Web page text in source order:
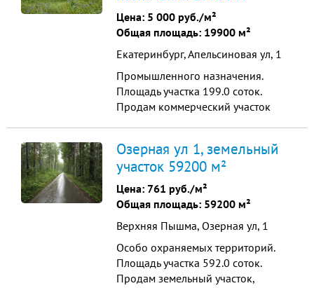
Кадастровый номер:
66:35::0221001:2. Участок
правильной прямоугольной
формы, расположен в живоп...
Цена: 5 000 руб./м²
Общая площадь: 19900 м²
Екатеринбург, Апельсиновая ул, 1
Промышленного назначения.
Площадь участка 199.0 соток.
Продам коммерческий участок
Кадастровый номер:
66:41:0000000:205351. Участок в
жилом массиве, граничит с лесом -
редкое сочетание природы и
Преимущества локации: - Пла...
Озерная ул 1, земельный
участок 59200 м²
Цена: 761 руб./м²
Общая площадь: 59200 м²
Верхняя Пышма, Озерная ул, 1
Особо охраняемых территорий.
Площадь участка 592.0 соток.
Продам земельный участок,